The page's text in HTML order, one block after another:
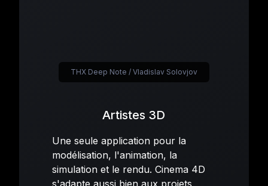
Artistes 3D
Une seule application pour la
modélisation, l'animation, la
simulation et le rendu. Cinema 4D
s'adapte aussi bien aux projets
THX Deep Note / Vladislav Solovjov